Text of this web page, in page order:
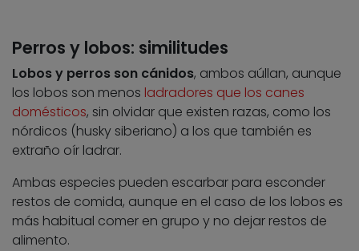
Perros y lobos: similitudes
Lobos y perros son cánidos, ambos aúllan, aunque
los lobos son menos ladradores que los canes
domésticos, sin olvidar que existen razas, como los
nórdicos (husky siberiano) a los que también es
extraño oír ladrar.
Ambas especies pueden escarbar para esconder
restos de comida, aunque en el caso de los lobos es
más habitual comer en grupo y no dejar restos de
alimento.